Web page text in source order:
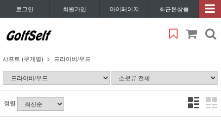
로그인 회원가입 마이페이지 최근본상품
샤프트 (무게별) 드라이버/우드
정렬